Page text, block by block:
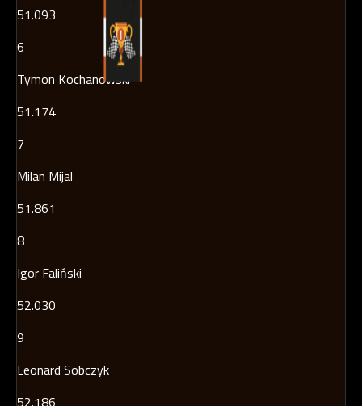
51.093
6
Tymon Kochanowski
51.174
7
Milan Mijal
51.861
8
Igor Faliński
52.030
9
Leonard Sobczyk
52.186